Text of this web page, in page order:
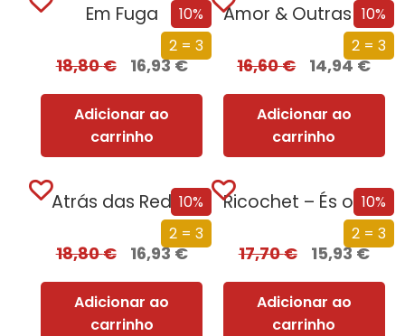
10%
2 = 3
Em Fuga
18,80€ 16,93€
Adicionar ao
carrinho
10%
2 = 3
Amor & Outras Mentiras
16,60€ 14,94€
Adicionar ao
carrinho
10%
2 = 3
Atrás das Redes
18,80€ 16,93€
Adicionar ao
carrinho
10%
2 = 3
Ricochet – És o Meu Desejo
17,70€ 15,93€
Adicionar ao
carrinho